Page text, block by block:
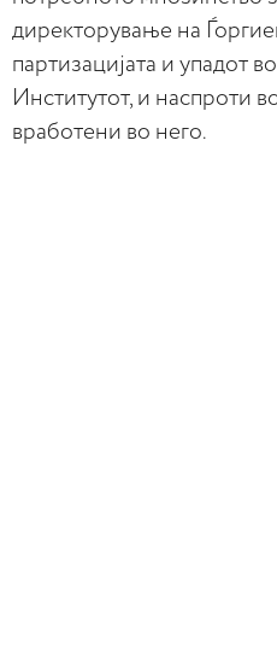
директорување на
партизацијата и упадот
Институтот, и наспроти
вработени во него.